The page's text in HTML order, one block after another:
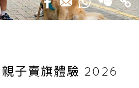
子賣旗體驗 2026